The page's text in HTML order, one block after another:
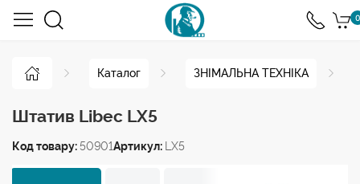
0
Каталог ЗНІМАЛЬНА ТЕХНІКА
Штатив Libec LX5
Код товару: 50901Артикул: LX5